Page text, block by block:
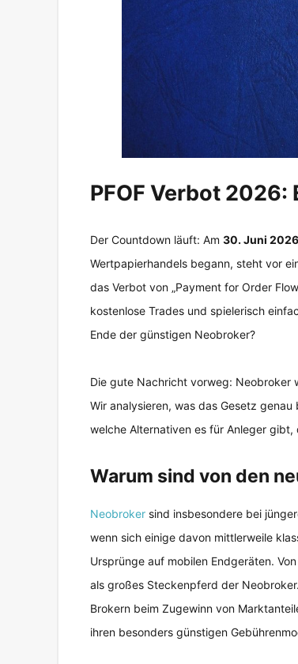
PFOF Verbot
Der Countdown läuft: Am 30. Juni 2026
Wertpapierhandels begann, steht vor
das Verbot von „Payment for Order
kostenlose Trades und spielerisch
Ende der günstigen Neobroker?
Die gute Nachricht vorweg: Neobroker
Wir analysieren, was das Gesetz
welche Alternativen es für Anleger
Warum sind von den
Neobroker sind insbesondere bei
wenn sich einige davon mittlerweile
Ursprünge auf mobilen Endgeräten.
als großes Steckenpferd der
Brokern beim Zugewinn von
ihren besonders günstigen